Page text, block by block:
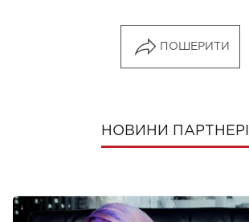
ПОШЕРИТИ
НОВИНИ